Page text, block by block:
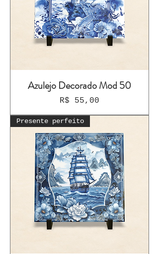
Azulejo Decorado Mod 50
Preço
R$ 55,00
Presente perfeito